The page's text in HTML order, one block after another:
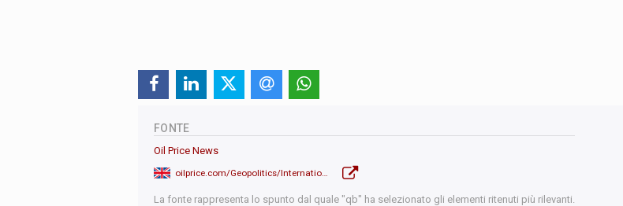
FONTE
Oil Price News
La fonte rappresenta lo spunto dal quale "qb" ha selezionato gli elementi ritenuti più rilevanti.